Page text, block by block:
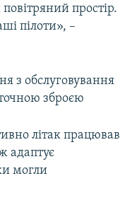
480p
720p
1080p
простір.
пілоти», –
з обслуговування
зброєю
літак працював
адаптує
могли